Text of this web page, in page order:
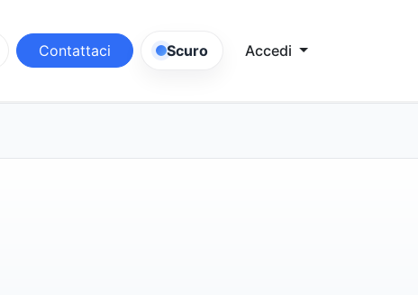
Contattaci Scuro Accedi